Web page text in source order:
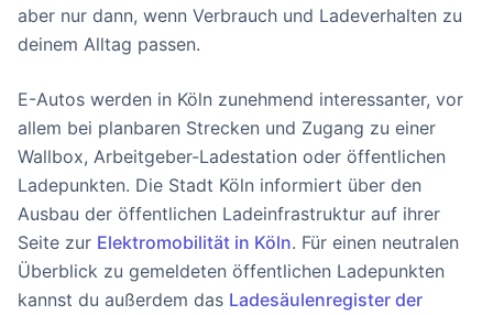
aber nur dann, wenn Verbrauch und Ladeverhalten zu
deinem Alltag passen.
E-Autos werden in Köln zunehmend interessanter, vor
allem bei planbaren Strecken und Zugang zu einer
Wallbox, Arbeitgeber-Ladestation oder öffentlichen
Ladepunkten. Die Stadt Köln informiert über den
Ausbau der öffentlichen Ladeinfrastruktur auf ihrer
Seite zur Elektromobilität in Köln. Für einen neutralen
Überblick zu gemeldeten öffentlichen Ladepunkten
kannst du außerdem das Ladesäulenregister der